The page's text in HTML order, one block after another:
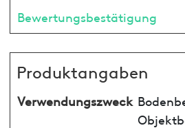
Bewertungsbestätigung
Produktangaben
Verwendungszweck